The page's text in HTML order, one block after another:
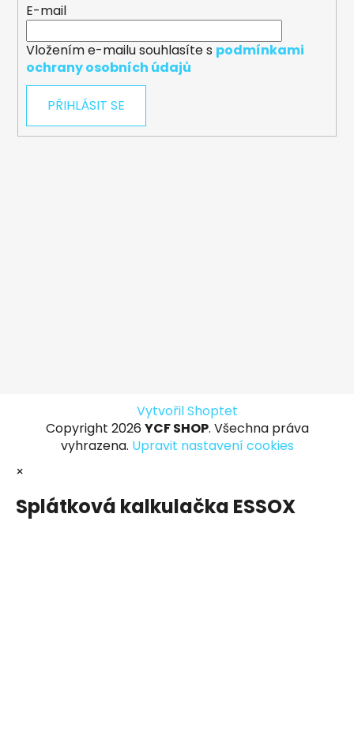
E-mail
Vložením e-mailu souhlasíte s podmínkami
ochrany osobních údajů
PŘIHLÁSIT SE
Vytvořil Shoptet
Copyright 2026 YCF SHOP. Všechna práva
vyhrazena. Upravit nastavení cookies
×
Splátková kalkulačka ESSOX